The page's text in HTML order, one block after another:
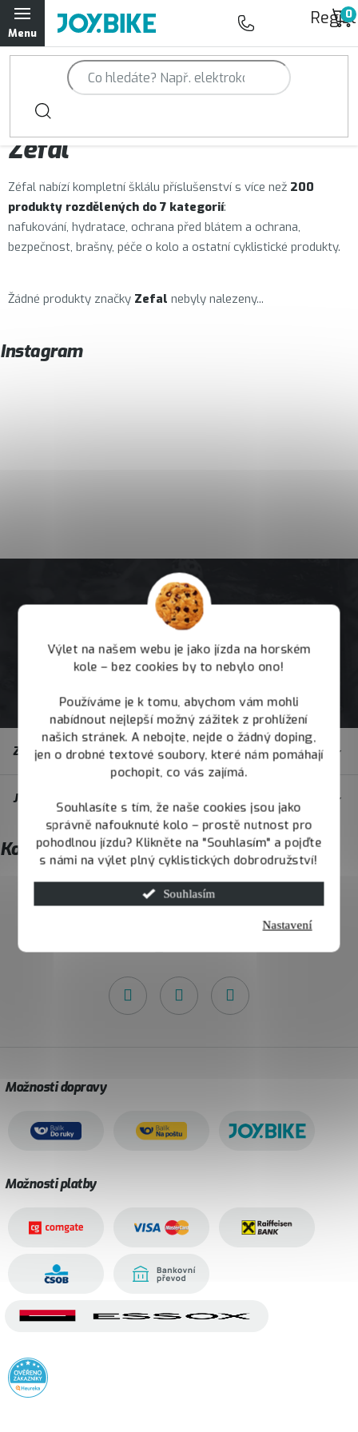
Výlet na našem webu je jako jízda na horském
kole – bez cookies by to nebylo ono!
Používáme je k tomu, abychom vám mohli
nabídnout nejlepší možný zážitek z prohlížení
našich stránek. A nebojte, nejde o žádný doping,
jen o drobné textové soubory, které nám pomáhají
pochopit, co vás zajímá.
Souhlasíte s tím, že naše cookies jsou jako
správně nafouknuté kolo – prostě nutnost pro
pohodlnou jízdu? Klikněte na "Souhlasím" a pojďte
s námi na výlet plný cyklistických dobrodružství!
Souhlasím
Nastavení
Přejít
na
obsah
Trailová kola Qayron
Horská kola Qayron
Dámská horská kola Qayron
Předváděcí kola Qayron
Rámy Qayron
Moje objednávka
Prodávané značky
Zefal
Zéfal nabízí kompletní šklálu příslušenství s více než 200
produkty rozdělených do 7 kategorií:
nafukování, hydratace, ochrana před blátem a ochrana,
bezpečnost, brašny, péče o kolo a ostatní cyklistické produkty.
Žádné produkty značky Zefal nebyly nalezeny...
Instagram
t
í
Zákaznický servis
JOY.BIKE
Kontakt
info@joybike.cz
Možnosti dopravy
Možnosti platby